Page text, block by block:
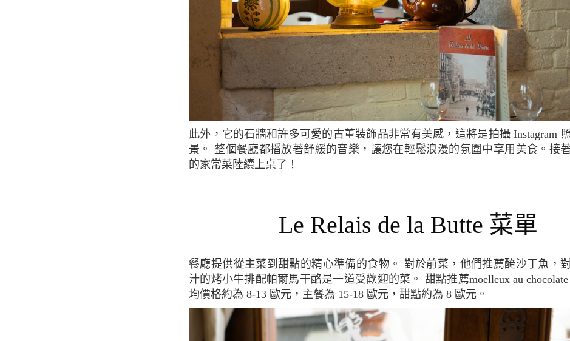
此外，它的石牆和許多可愛的古董裝飾品非常有美感，這將是拍攝 Instagram 照片的完美背
景。 整個餐廳都播放著舒緩的音樂，讓您在輕鬆浪漫的氛圍中享用美食。接
的家常菜陸續上桌了！
Le Relais de la Butte 菜單
餐廳提供從主菜到甜點的精心準備的食物。 對於前菜，他們推薦醃沙丁魚，對於主菜，多
汁的烤小牛排配帕爾馬干酪是一道受歡迎的菜。 甜點推薦moelleux au
均價格約為 8-13 歐元，主餐為 15-18 歐元，甜點約為 8 歐元。